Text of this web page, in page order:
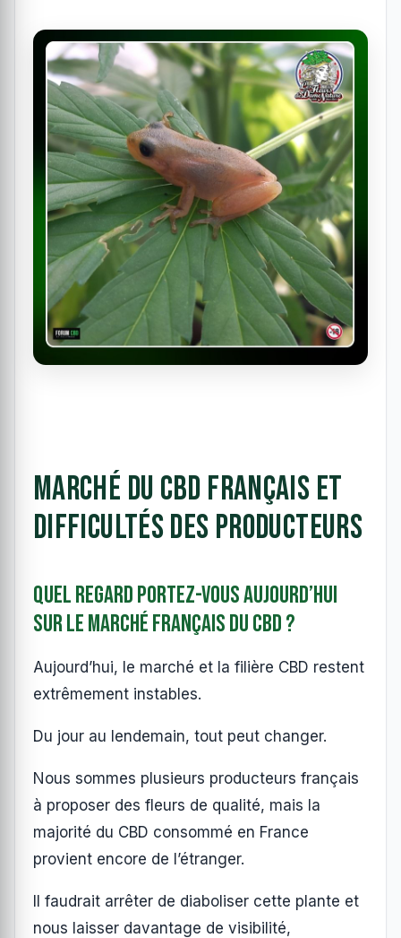
Marché du CBD français et
difficultés des producteurs
Quel regard portez-vous aujourd’hui
sur le marché français du CBD ?
Aujourd’hui, le marché et la filière CBD restent
extrêmement instables.
Du jour au lendemain, tout peut changer.
Nous sommes plusieurs producteurs français
à proposer des fleurs de qualité, mais la
majorité du CBD consommé en France
provient encore de l’étranger.
Il faudrait arrêter de diaboliser cette plante et
nous laisser davantage de visibilité,